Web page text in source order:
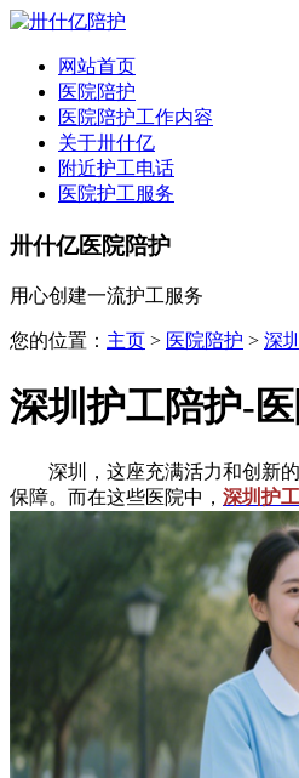
网站首页
医院陪护
医院陪护工作内容
关于卅什亿
附近护工电话
医院护工服务
卅什亿医院陪护
用心创建一流护工服务
您的位置： 主页 > 医院陪护 > 深
深圳护工陪护-
深圳，这座充满活力和创新的
保障。而在这些医院中， 深圳护